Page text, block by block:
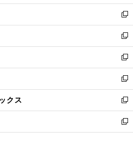
開
く
ウ
で
開
く
ン
ド
ウ
で
開
く
ウ
ィ
ン
ド
ウ
で
開
く
し
い
ウ
ィ
ン
ド
ウ
で
開
く
新
し
い
ウ
ィ
ン
ド
ウ
で
開
く
新
し
い
ウ
ィ
ン
ド
ウ
で
開
新
し
い
ウ
ィ
ン
ド
ウ
新
し
い
ウ
ィ
ン
クス
新
し
い
ウ
新
し